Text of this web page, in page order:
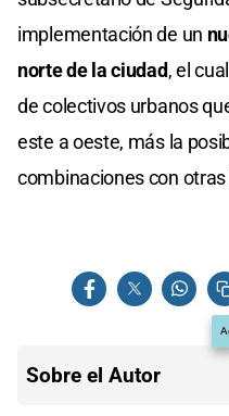
implementación de un
norte de la ciudad, el
de colectivos urbanos
este a oeste, más la
combinaciones con
Sobre el Autor